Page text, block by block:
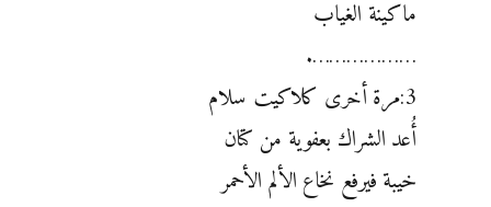
ماكينة الغياب
……………….
3:مرة أخرى كلاكيت سلام
أُعد الشراك بعفوية من كتان
خيبة فيرفع نخاع الألم الأحمر